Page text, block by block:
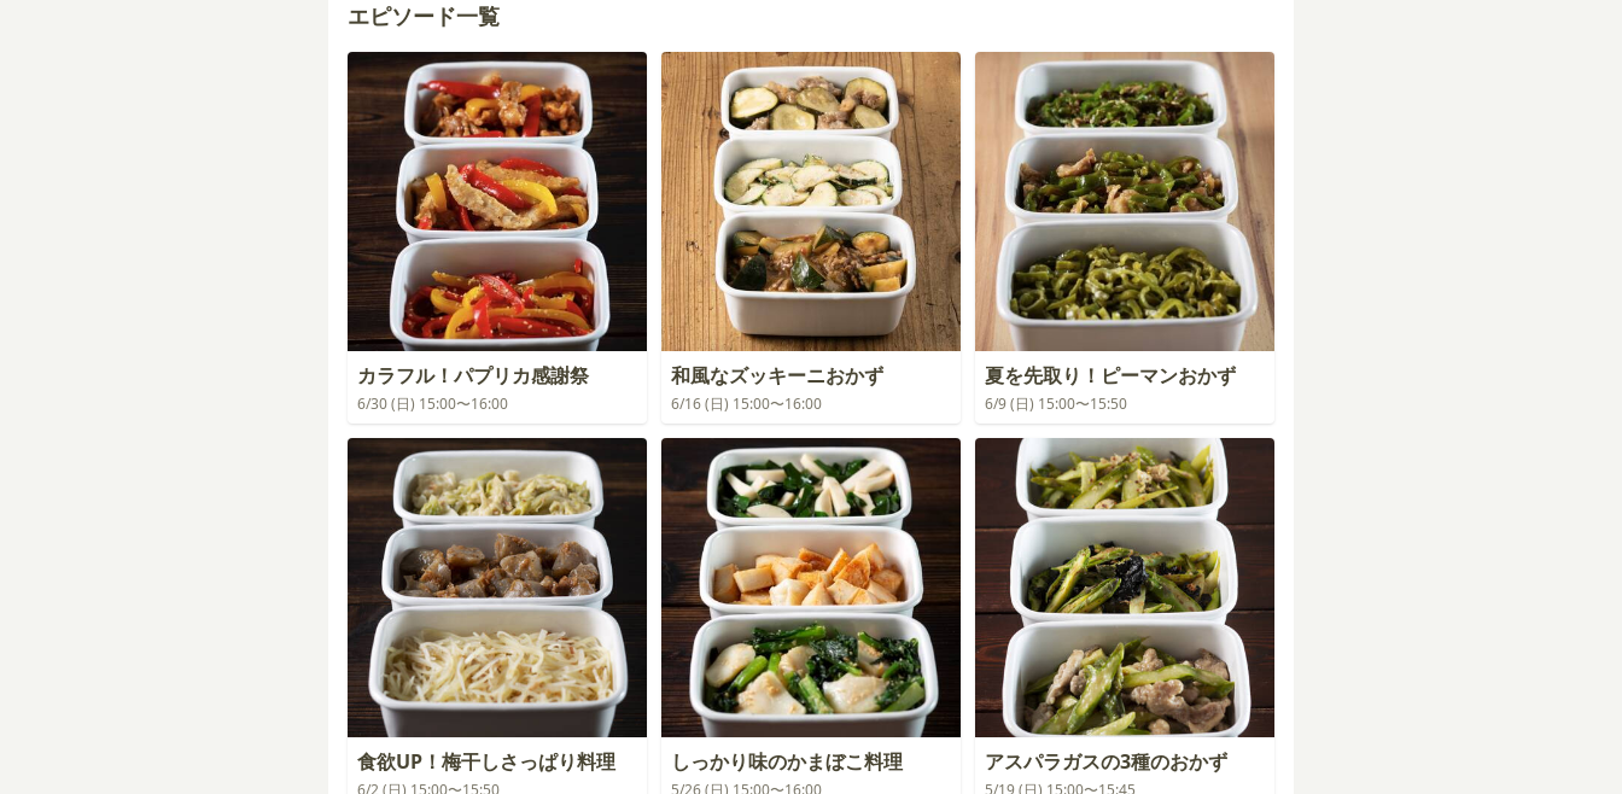
エピソード一覧
カラフル！パプリカ感謝祭
6/30 (日) 15:00〜16:00
和風なズッキーニおかず
6/16 (日) 15:00〜16:00
夏を先取り！ピーマンおかず
6/9 (日) 15:00〜15:50
食欲UP！梅干しさっぱり料理
6/2 (日) 15:00〜15:50
しっかり味のかまぼこ料理
5/26 (日) 15:00〜16:00
アスパラガスの3種のおかず
5/19 (日) 15:00〜15:45